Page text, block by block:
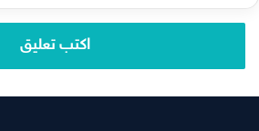
اكتب تعليق